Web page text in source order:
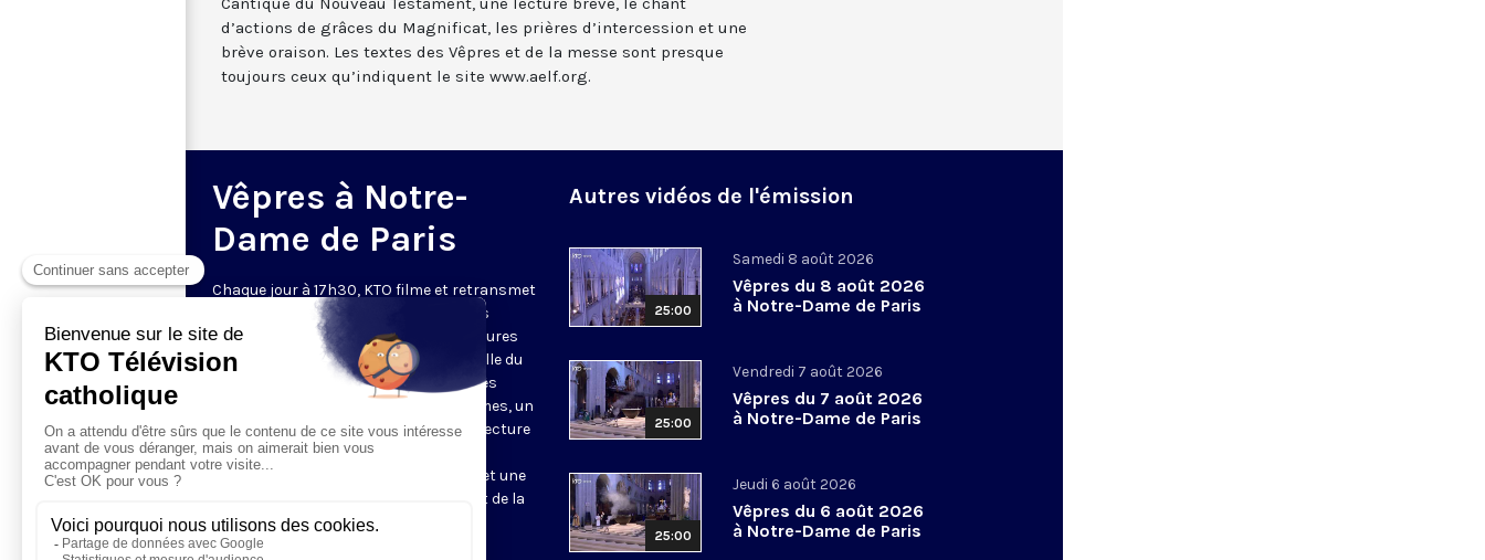
d’actions de grâces du Magnificat, les prières d’intercession et une
brève oraison. Les textes des Vêpres et de la messe sont presque
toujours ceux qu’indiquent le site www.aelf.org.
Vêpres à Notre-
Dame de Paris
Chaque jour à 17h30, KTO filme et retransmet
les Vêpres depuis Notre-Dame de Paris
rouverte. Les Vêpres font partie des Heures
de l’Office divin, c’est la prière solennelle du
soir. L’office de Vêpres comprend, après
l’introduction, une hymne, deux Psaumes, un
Cantique du Nouveau Testament, une lecture
brève, le chant d’actions de grâces du
Magnificat, les prières d’intercession et une
brève oraison. Les textes des Vêpres et de la
messe sont presque toujours ceux
qu’indiquent le site
Autres vidéos de l'émission
25:00
Samedi 8 août 2026
Vêpres du 8 août 2026
à Notre-Dame de Paris
25:00
Vendredi 7 août 2026
Vêpres du 7 août 2026
à Notre-Dame de Paris
25:00
Jeudi 6 août 2026
Vêpres du 6 août 2026
à Notre-Dame de Paris